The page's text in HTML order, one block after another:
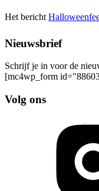
Het bericht
Nieuwsbrief
Schrijf je in voor de
[mc4wp_form
Volg ons